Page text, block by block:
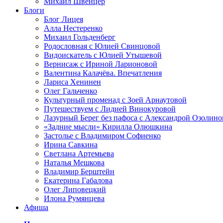
Блоги
Блог Лицея
Алла Нестеренко
Михаил Гольденберг
Родословная с Юлией Свинцовой
Видоискатель с Юлией Утышевой
Вернисаж с Ириной Ларионовой
Валентина Калачёва. Впечатления
Лариса Хенинен
Олег Гальченко
Культурный променад с Зоей Арнаутовой
Путешествуем с Лидией Винокуровой
Лазурный Берег без пафоса с Александрой
«Задние мысли» Кирилла Олюшкина
Застолье с Владимиром Софиенко
Ирина Савкина
Светлана Артемьева
Наталья Мешкова
Владимир Берштейн
Екатерина Габалова
Олег Липовецкий
Илона Румянцева
Афиша